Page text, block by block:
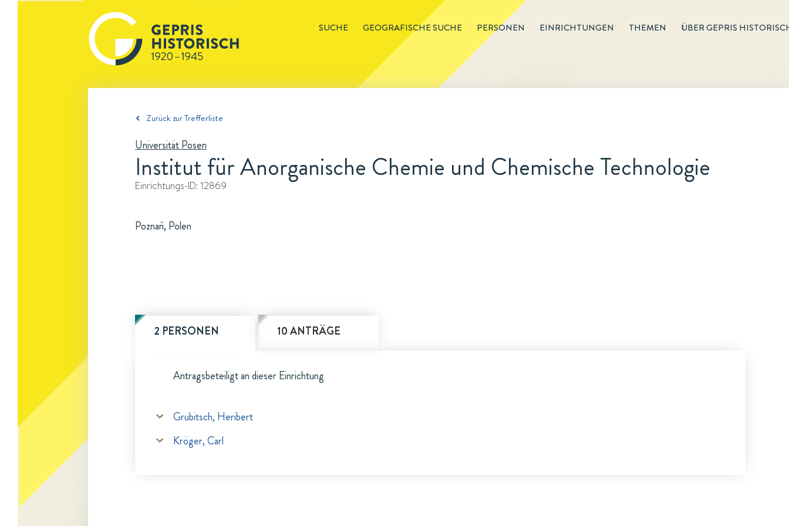
SUCHE GEOGRAFISCHE SUCHE PERSONEN EINRICHTUNGEN THEMEN ÜBER GEPRIS
Zurück zur Trefferliste
Universität Posen
Institut für Anorganische Chemie und Chemische Technologie
Einrichtungs-ID: 12869
Poznań, Polen
2 PERSONEN 10 ANTRÄGE
Antragsbeteiligt an dieser Einrichtung
Grubitsch, Heribert
Kröger, Carl